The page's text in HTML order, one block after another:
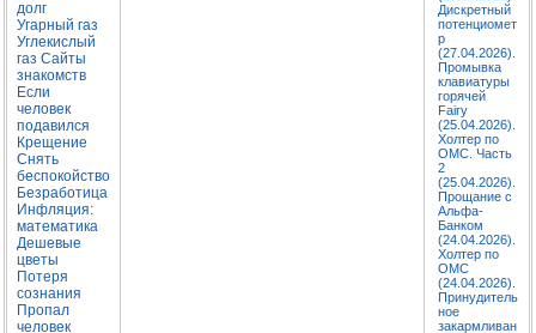
долг
Угарный газ
Углекислый
газ Сайты
знакомств
Если
человек
подавился
Крещение
Снять
беспокойство
Безработица
Инфляция:
математика
Дешевые
цветы
Потеря
сознания
Пропал
человек
Дискретный
потенциомет
р
(27.04.2026).
Промывка
клавиатуры
горячей
Fairy
(25.04.2026).
Холтер по
ОМС. Часть
2
(25.04.2026).
Прощание с
Альфа-
Банком
(24.04.2026).
Холтер по
ОМС
(24.04.2026).
Принудитель
ное
закармливан